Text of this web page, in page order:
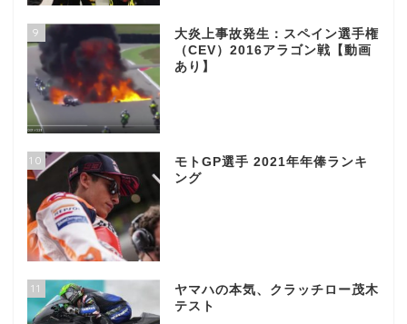
9
大炎上事故発生：スペイン選手権
（CEV）2016アラゴン戦【動画
あり】
10
モトGP選手 2021年年俸ランキ
ング
11
ヤマハの本気、クラッチロー茂木
テスト